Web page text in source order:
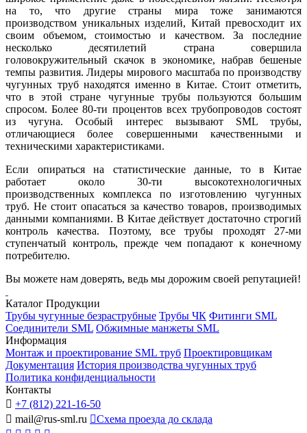
на то, что другие страны мира тоже занимаются
производством уникальных изделий, Китай превосходит их
своим объемом, стоимостью и качеством. За последние
несколько десятилетий страна совершила
головокружительный скачок в экономике, набрав бешеные
темпы развития. Лидеры мирового масштаба по производству
чугунных труб находятся именно в Китае. Стоит отметить,
что в этой стране чугунные трубы пользуются большим
спросом. Более 80-ти процентов всех трубопроводов состоят
из чугуна. Особый интерес вызывают SML трубы,
отличающиеся более совершенными качественными и
техническими характеристиками.
Если опираться на статистические данные, то в Китае
работает около 30-ти высокотехнологичных
производственных комплекса по изготовлению чугунных
труб. Не стоит опасаться за качество товаров, производимых
данными компаниями. В Китае действует достаточно строгий
контроль качества. Поэтому, все трубы проходят 27-ми
ступенчатый контроль, прежде чем попадают к конечному
потребителю.
Вы можете нам доверять, ведь мы дорожим своей репутацией!
Каталог Продукции
Трубы чугунные безраструбные Трубы ЧК Фитинги SML
Соединители SML Обжимные манжеты SML
Информация
Монтаж и проектирование SML труб Проектировщикам
Документация История производства чугунных труб
Политика конфиденциальности
Контакты
 +7 (812) 221-16-50
 mail@rus-sml.ru Схема проезда до склада